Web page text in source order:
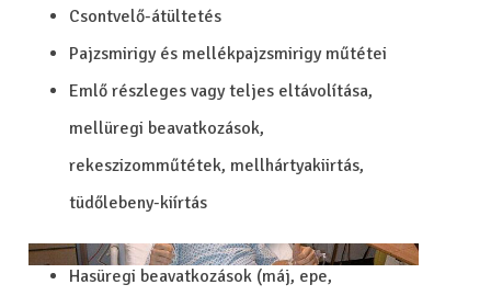
Csontvelő-átültetés
Pajzsmirigy és mellékpajzsmirigy műtétei
Emlő részleges vagy teljes eltávolítása,
mellüregi beavatkozások,
rekeszizomműtétek, mellhártyakiirtás,
tüdőlebeny-kiírtás
Hasüregi beavatkozások (máj, epe,